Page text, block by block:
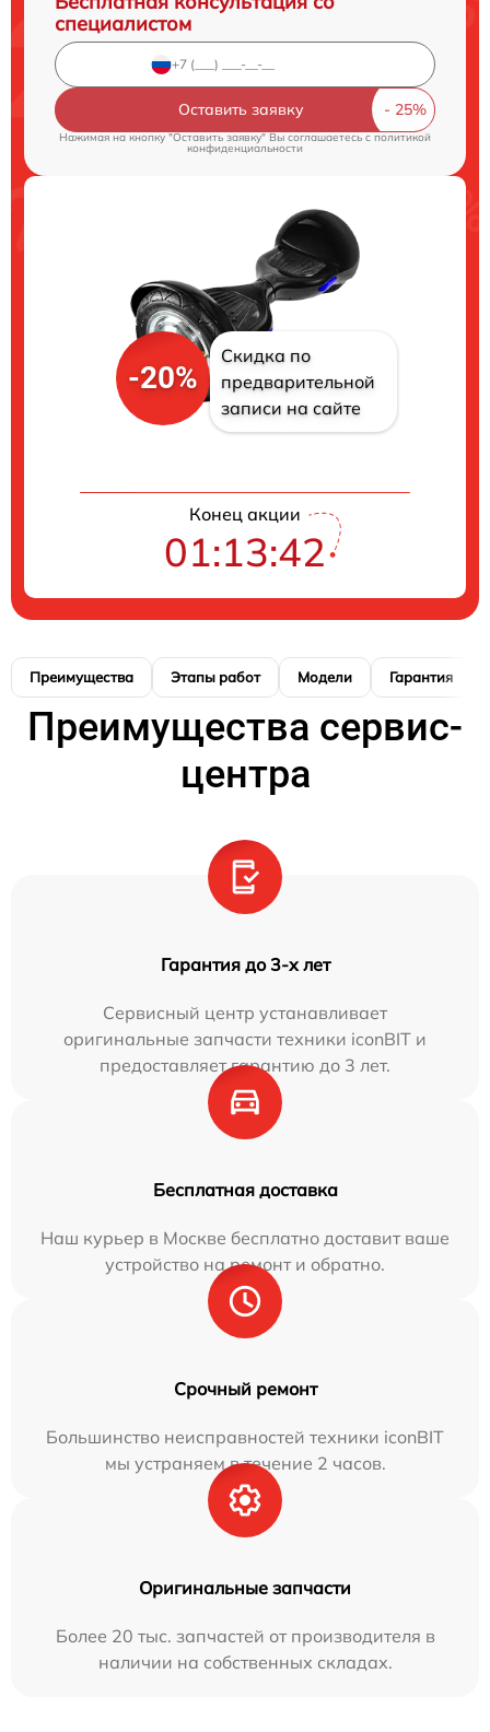
специалистом
Оставить заявку
Нажимая на кнопку "Оставить заявку" Вы соглашаетесь cполитикой
конфиденциальности
-20%
Скидка по
предварительной
записи на сайте
Конец акции
01:13:41
Преимущества Этапы работ Модели Гарантия
Преимущества сервис-
центра
Гарантия до 3-х лет
Сервисный центр устанавливает
оригинальные запчасти техники iconBIT и
предоставляет гарантию до 3 лет.
Бесплатная доставка
Наш курьер в Москве бесплатно доставит ваше
устройство на ремонт и обратно.
Срочный ремонт
Большинство неисправностей техники iconBIT
мы устраняем в течение 2 часов.
Оригинальные запчасти
Более 20 тыс. запчастей от производителя в
наличии на собственных складах.